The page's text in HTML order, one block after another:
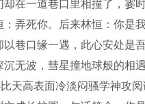
却在一道巷口里相撞了，霎
：弄死你。后来林恒：你是
以巷口缘一遇，此心安处是
沉无波，彗星撞地球般的相
天高表面冷淡闷骚学神攻